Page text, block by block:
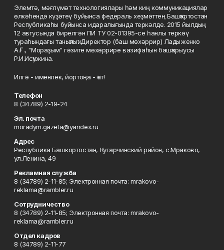
Элемтә, мәғлүмәт технологиялары һәм киң коммуникациялар
өлкәһендә күҙәтеү буйынса федераль хеҙмәттең Башҡортостан
Республикаһы буйынса идаралығында теркәлде. 2015 йылдың
12 авгусында бирелгән ПИ ТУ 02-01395-се һанлы теркәү
тураһындағы таныҡлыҡ. Директор (баш мөхәррир) Ладыженко
А.Ғ., "Мораҙым" гәзите мөхәррире вазифаһын башҡарыусы
Р.И.Исҡужина.
Илгә - именлек, йортоңа - ҡот!
Телефон
8 (34789) 2-19-24
Эл. почта
moradym.gazeta@yandex.ru
Адрес
Республика Башкортостан, Кугарчинский район, с.Мраково,
ул.Ленина, 49
Рекламная служба
8 (34789) 2-11-85; Электронная почта: mrakovo-
reklama@rambler.ru
Сотрудничество
8 (34789) 2-11-85; Электронная почта: mrakovo-
reklama@rambler.ru
Отдел кадров
8 (34789) 2-11-77